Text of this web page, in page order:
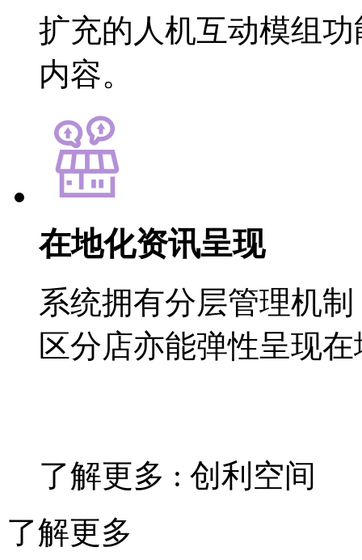
扩充的人机互动模组
内容。
在地化资讯呈现
系统拥有分层管理机
区分店亦能弹性呈现
了解更多 : 创利空间
了解更多